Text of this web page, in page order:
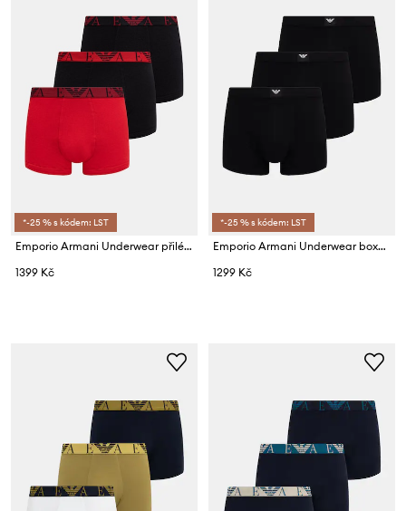
*-25 % s kódem: LST
Emporio Armani Underwear přiléhavé boxerky pánské bavlněné s elastanem 3-pack
1399 Kč
*-25 % s kódem: LST
Emporio Armani Underwear boxerky pánské bavlněné s elastanem 3-pack
1299 Kč